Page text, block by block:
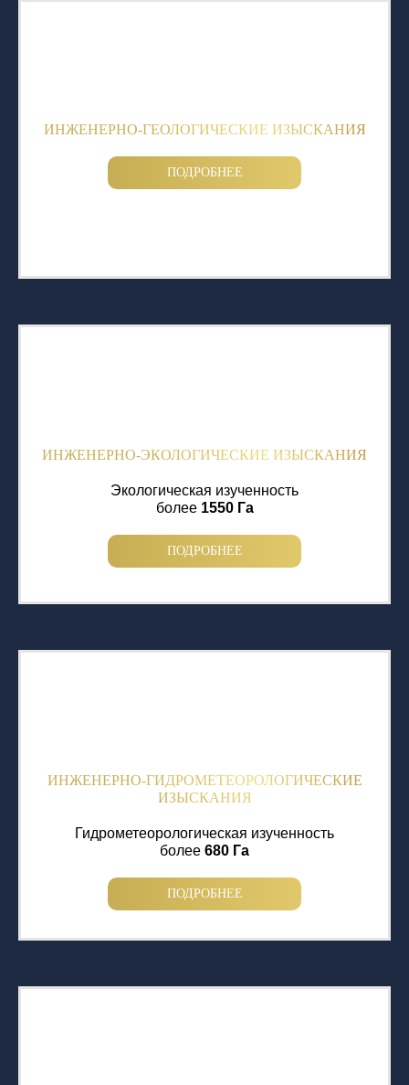
ИНЖЕНЕРНО-ГЕОЛОГИЧЕСКИЕ ИЗЫСКАНИЯ
ПОДРОБНЕЕ
ИНЖЕНЕРНО-ЭКОЛОГИЧЕСКИЕ ИЗЫСКАНИЯ
Экологическая изученность
более 1550 Га
ПОДРОБНЕЕ
ИНЖЕНЕРНО-ГИДРОМЕТЕОРОЛОГИЧЕСКИЕ
ИЗЫСКАНИЯ
Гидрометеорологическая изученность
более 680 Га
ПОДРОБНЕЕ